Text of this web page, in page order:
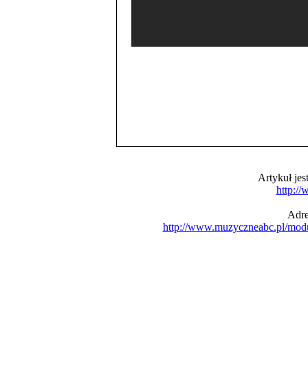
Artykuł
http://
http://www.muzyczneabc.pl/